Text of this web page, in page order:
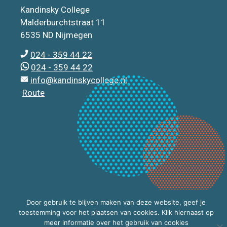
Kandinsky College
Malderburchtstraat 11
6535 ND Nijmegen
024 - 359 44 22
024 - 359 44 22
info@kandinskycollege.nl
Route
Door gebruik te blijven maken van deze website, geef je
toestemming voor het plaatsen van cookies. Klik hiernaast op
meer informatie over het gebruik van cookies